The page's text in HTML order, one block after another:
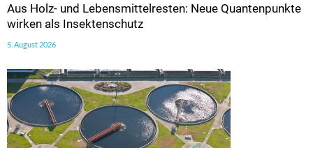
Aus Holz- und Lebensmittelresten: Neue Quantenpunkte
wirken als Insektenschutz
5. August 2026